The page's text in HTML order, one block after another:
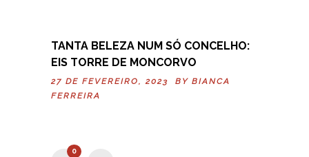
TANTA BELEZA NUM SÓ CONCELHO:
EIS TORRE DE MONCORVO
27 DE FEVEREIRO, 2023 BY BIANCA
FERREIRA
0